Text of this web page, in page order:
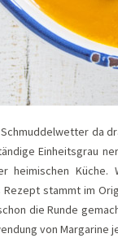
da
Einheitsgrau
heimischen
stammt im
die Runde
von Margarine